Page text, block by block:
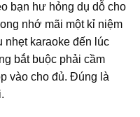
bạn hư hỏng dụ dỗ cho
nhớ mãi một kỉ niệm
nhẹt karaoke đến lúc
bắt buộc phải cầm
vào cho đủ. Đúng là